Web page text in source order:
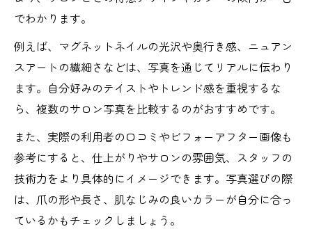
でわかります。
例えば、マグネットネイルの光沢や奥行き感、ニュアン
スアートの繊細さなどは、写真を通じてリアルに伝わり
ます。自分好みのテイストやトレンド感を重視するな
ら、複数のサロン写真を比較するのがおすすめです。
また、実際の利用者の口コミやビフォーアフター画像も
参考にすると、仕上がりやサロンの雰囲気、スタッフの
技術力をより具体的にイメージできます。写真選びの際
は、爪の形や長さ、肌なじみの良いカラーが自分に合っ
ているかもチェックしましょう。